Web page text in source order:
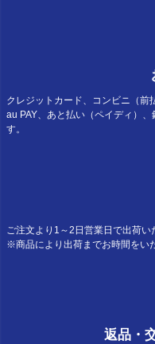
クレジットカード、コンビニ（前
au PAY、あと払い（ペイディ）
す。
ご注文より1～2日営業日で出荷い
※商品により出荷までお時間をい
返品・